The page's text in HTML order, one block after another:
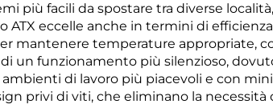
più facili da spostare tra diverse
ATX eccelle anche in termini di
mantenere temperature appropriate,
un funzionamento più silenzioso,
di lavoro più piacevoli e con
privi di viti, che eliminano la necessità